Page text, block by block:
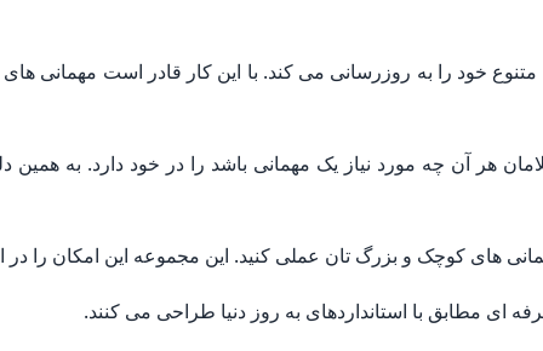
خود را به روزرسانی می کند. با این کار قادر است مهمانی
هر آن چه مورد نیاز یک مهمانی باشد را در خود دارد. به همین
های کوچک و بزرگ تان عملی کنید. این مجموعه این امکان را
مطابق با استانداردهای به روز دنیا طراحی می کنند.